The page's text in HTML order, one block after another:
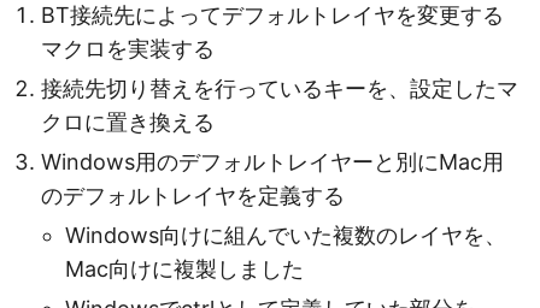
BT接続先によってデフォルトレイヤを変更する
マクロを実装する
接続先切り替えを行っているキーを、設定したマ
クロに置き換える
Windows用のデフォルトレイヤーと別にMac用
のデフォルトレイヤを定義する
Windows向けに組んでいた複数のレイヤを、
Mac向けに複製しました